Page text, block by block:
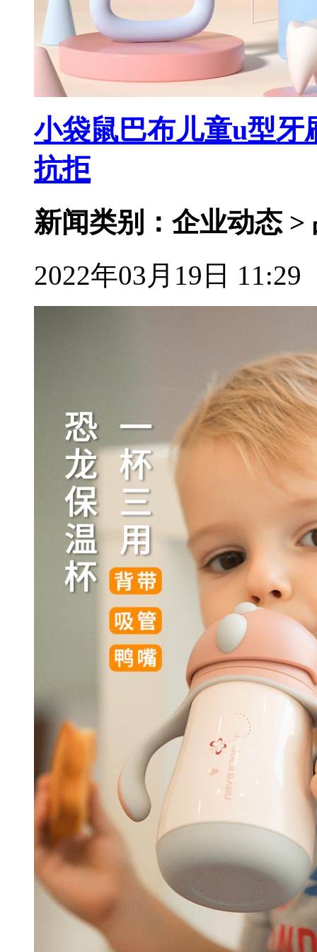
小袋鼠巴布儿童u型牙
抗拒
新闻类别：企业动态 >
2022年03月19日 11:29